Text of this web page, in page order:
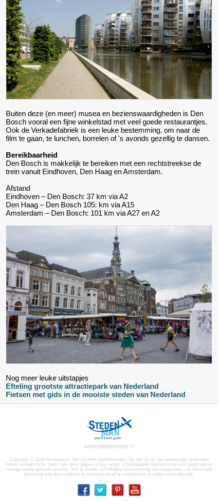
Buiten deze (en meer) musea en bezienswaardigheden is Den
Bosch vooral een fijne winkelstad met veel goede restaurantjes.
Ook de Verkadefabriek is een leuke bestemming, om naar de
film te gaan, te lunchen, borrelen of 's avonds gezellig te dansen.
Bereikbaarheid
Den Bosch is makkelijk te bereiken met een rechtstreekse de
trein vanuit Eindhoven, Den Haag en Amsterdam.
Afstand
Eindhoven – Den Bosch: 37 km via A2
Den Haag – Den Bosch 105: km via A15
Amsterdam – Den Bosch: 101 km via A27 en A2
Nog meer leuke uitstapjes
Efteling grootste attractiepark van Nederland
Fietsen met gids in de mooiste steden van Nederland
www.stedenman.nl
Copyright © 2026 Stedenman. Alle rechten voorbehouden. Op alle op de site aanwezige materialen
berust auteursrecht. Niets van deze uitgave mag zonder voorafgaande toestemming voor publicatie in
overige media gebruikt worden. Het is zonder schriftelijke toestemming niet toegestaan om informatie
afkomstig van deze website te kopiëren en of te verspreiden in welke vorm dan ook.